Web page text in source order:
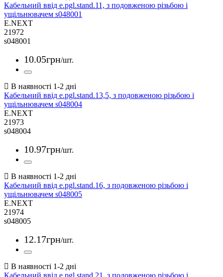
Кабельний ввід e.pgl.stand.11, з подовженою різьбою і
ущільнювачем s048001
E.NEXT
21972
s048001
10.05грн/шт.
Кабельний ввід e.pgl.stand.13,5, з подовженою різьбою і
ущільнювачем s048004
E.NEXT
21973
s048004
10.97грн/шт.
Кабельний ввід e.pgl.stand.16, з подовженою різьбою і
ущільнювачем s048005
E.NEXT
21974
s048005
12.17грн/шт.
Кабельний ввід e.pgl.stand.21, з подовженою різьбою і